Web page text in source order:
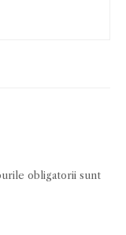
obligatorii sunt